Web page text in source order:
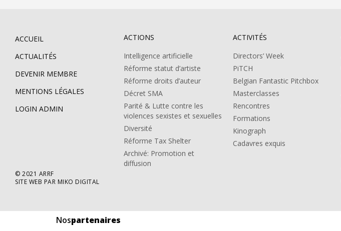
ACCUEIL
ACTUALITÉS
DEVENIR MEMBRE
MENTIONS LÉGALES
LOGIN ADMIN
© 2021 ARRF
SITE WEB PAR MIKO DIGITAL
ACTIONS
Intelligence artificielle
Réforme statut d’artiste
Réforme droits d’auteur
Décret SMA
Parité & Lutte contre les
violences sexistes et sexuelles
Diversité
Réforme Tax Shelter
Archivé: Promotion et
diffusion
ACTIVITÉS
Directors’ Week
PiTCH
Belgian Fantastic Pitchbox
Masterclasses
Rencontres
Formations
Kinograph
Cadavres exquis
Nospartenaires